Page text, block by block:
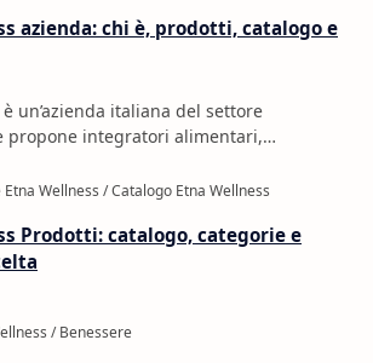
azienda: chi è, prodotti, catalogo e
propone integratori alimentari,
Prodotti: catalogo, categorie e